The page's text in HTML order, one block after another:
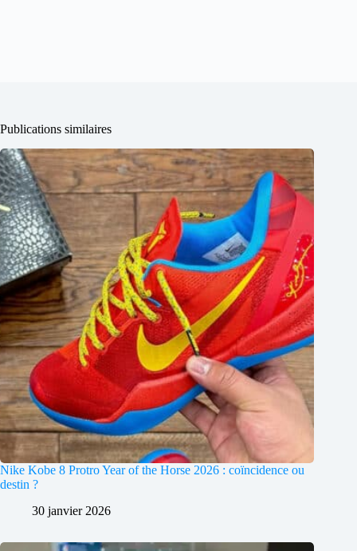
Publications similaires
Nike Kobe 8 Protro Year of the Horse 2026 : coïncidence ou
destin ?
30 janvier 2026